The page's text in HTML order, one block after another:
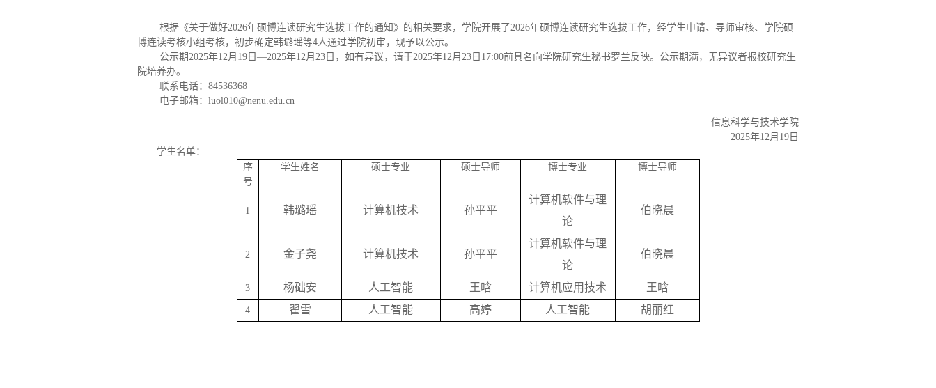
根据《关于做好2026年硕博连读研究生选拔工作的通知》的相关要求，学院开展了2026年硕博连读研究生选拔工作，经学生申请、导师审核、学院硕
博连读考核小组考核，初步确定韩璐瑶等4人通过学院初审，现予以公示。
公示期2025年12月 19 日—2025年12月 23 日，如有异议，请于2025年12月 23 日 17:00前具名向学院研究生秘书罗兰反映。公示期满，无异议者报校研究生
院培养办。
联系电话： 84536368
电子邮箱： luol010@nenu.edu.cn
信息科学与技术学院
2025年12月 19 日
学生名单：
序
号
学生姓名 硕士专业 硕士导师 博士专业 博士导师
1 韩璐瑶 计算机技术 孙平平
计算机软件与理
论
伯晓晨
2 金子尧 计算机技术 孙平平
计算机软件与理
论
伯晓晨
3 杨础安 人工智能 王晗 计算机应用技术 王晗
4 翟雪 人工智能 高婷 人工智能 胡丽红